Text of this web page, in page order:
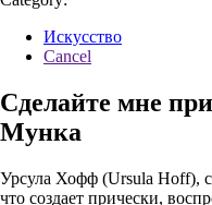
Искусство
Cancel
Сделайте мне
Мунка
Урсула Хофф (Ursula Hoff),
что создает прически,